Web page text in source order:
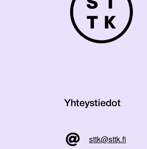
Yhteystiedot
sttk@sttk.fi